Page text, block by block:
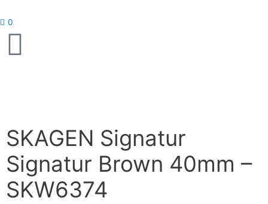
al
contenido
0
SKAGEN Signatur
Signatur Brown 40mm –
SKW6374